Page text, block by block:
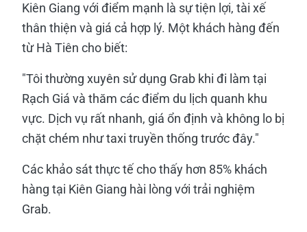
Kiên Giang với điểm mạnh là sự tiện lợi, tài xế
thân thiện và giá cả hợp lý. Một khách hàng đến
từ Hà Tiên cho biết:
"Tôi thường xuyên sử dụng Grab khi đi làm tại
Rạch Giá và thăm các điểm du lịch quanh khu
vực. Dịch vụ rất nhanh, giá ổn định và không lo bị
chặt chém như taxi truyền thống trước đây."
Các khảo sát thực tế cho thấy hơn 85% khách
hàng tại Kiên Giang hài lòng với trải nghiệm
Grab.